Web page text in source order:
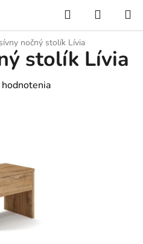
Hľadať
KOŠÍK
nočný stolík Lívia
stolík Lívia